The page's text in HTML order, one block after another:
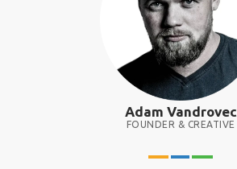
Adam Vandrovec
FOUNDER & CREATIVE